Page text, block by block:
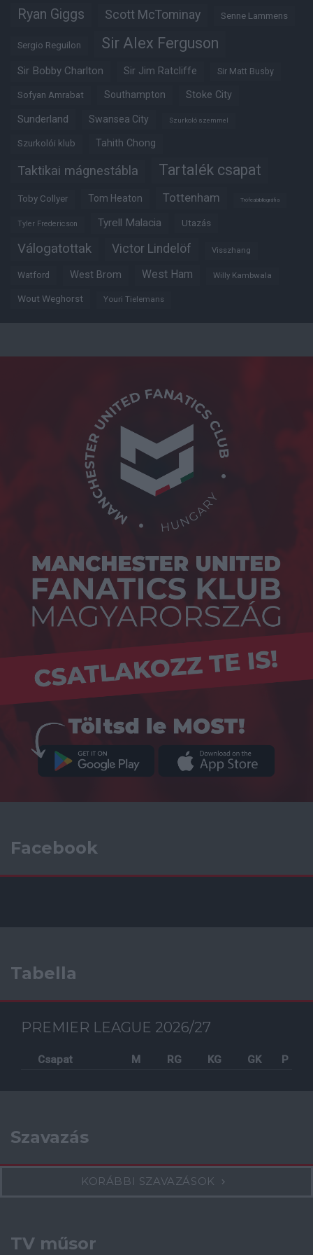
Ryan Giggs Scott McTominay Senne Lammens
Sergio Reguilon Sir Alex Ferguson
Sir Bobby Charlton Sir Jim Ratcliffe Sir Matt Busby
Sofyan Amrabat Southampton Stoke City
Sunderland Swansea City Szurkoló szemmel
Szurkolói klub Tahith Chong
Taktikai mágnestábla Tartalék csapat
Toby Collyer Tom Heaton Tottenham Trófeabibliográfia
Tyler Fredericson Tyrell Malacia Utazás
Válogatottak Victor Lindelöf Visszhang
Watford West Brom West Ham Willy Kambwala
Wout Weghorst Youri Tielemans
Facebook
Tabella
PREMIER LEAGUE 2026/27
Csapat M RG KG GK P
Szavazás
KORÁBBI SZAVAZÁSOK
TV műsor